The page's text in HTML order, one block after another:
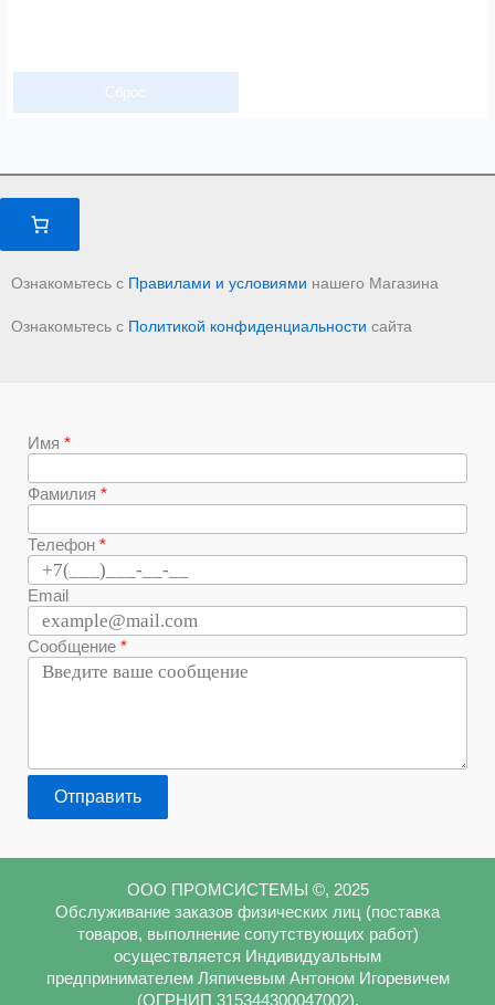
Сброс
Ознакомьтесь с Правилами и условиями нашего Магазина
Ознакомьтесь с Политикой конфиденциальности сайта
Имя
Фамилия
Телефон
Email
Сообщение
Отправить
ООО ПРОМСИСТЕМЫ ©, 2025
Обслуживание заказов физических лиц (поставка
товаров, выполнение сопутствующих работ)
осуществляется Индивидуальным
предпринимателем Ляпичевым Антоном Игоревичем
(ОГРНИП 315344300047002).